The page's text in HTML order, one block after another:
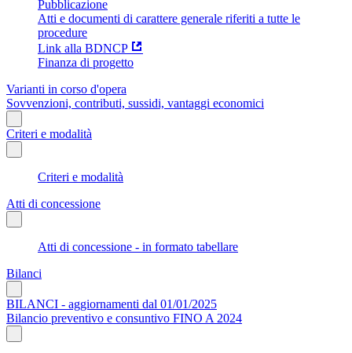
Pubblicazione
Atti e documenti di carattere generale riferiti a tutte le
procedure
Link alla BDNCP
Finanza di progetto
Varianti in corso d'opera
Sovvenzioni, contributi, sussidi, vantaggi economici
Criteri e modalità
Criteri e modalità
Atti di concessione
Atti di concessione - in formato tabellare
Bilanci
BILANCI - aggiornamenti dal 01/01/2025
Bilancio preventivo e consuntivo FINO A 2024